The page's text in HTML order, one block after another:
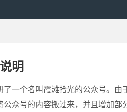
明
一个名叫霞滩拾光的公众号。由
众号的内容搬过来，并且增加部